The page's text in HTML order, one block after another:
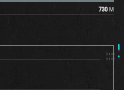
730 M